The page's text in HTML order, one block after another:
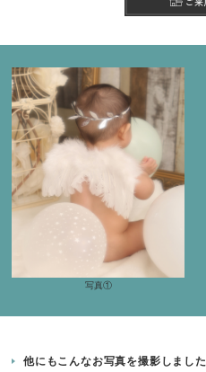
写真①
他にもこんなお写真を撮影しました